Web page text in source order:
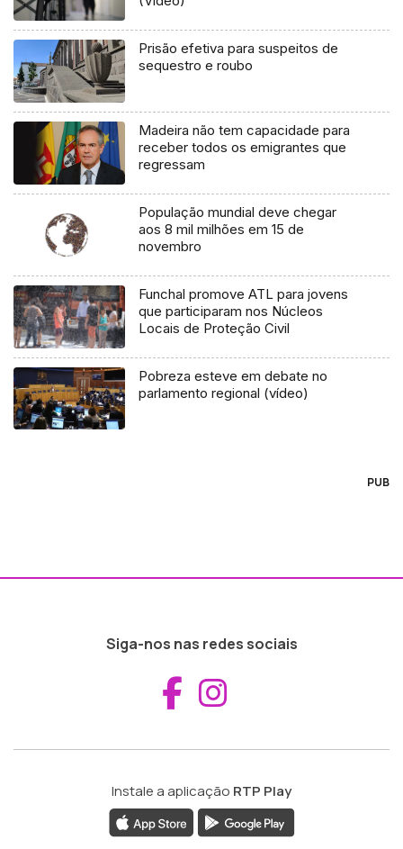
Prisão efetiva para suspeitos de
sequestro e roubo
Madeira não tem capacidade para
receber todos os emigrantes que
regressam
População mundial deve chegar
aos 8 mil milhões em 15 de
novembro
Funchal promove ATL para jovens
que participaram nos Núcleos
Locais de Proteção Civil
Pobreza esteve em debate no
parlamento regional (vídeo)
PUB
Siga-nos nas redes sociais
Aceder ao
Instale a aplicação RTP Play